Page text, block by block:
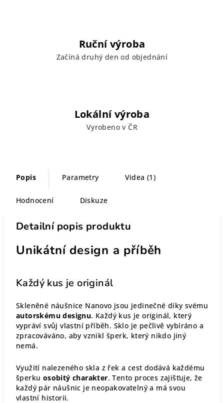
Ruční výroba
Začíná druhý den od objednání
Lokální výroba
Vyrobeno v ČR
Popis Parametry Videa (1)
Hodnocení Diskuze
Detailní popis produktu
Unikátní design a příběh
Každý kus je originál
Skleněné náušnice Nanovo jsou jedinečné díky svému
autorskému designu. Každý kus je originál, který
vypráví svůj vlastní příběh. Sklo je pečlivě vybíráno a
zpracováváno, aby vznikl šperk, který nikdo jiný
nemá.
Využití nalezeného skla z řek a cest dodává každému
šperku osobitý charakter. Tento proces zajišťuje, že
každý pár náušnic je neopakovatelný a má svou
vlastní historii.